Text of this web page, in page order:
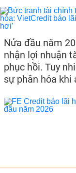
Nửa đầu năm
nhận lợi nhuận
phục hồi. Tuy
sự phân hóa khi